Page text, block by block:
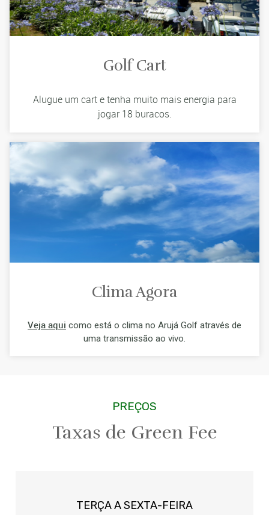
Golf Cart
Alugue um cart e tenha muito mais energia para
jogar 18 buracos.
Clima Agora
Veja aqui como está o clima no Arujá Golf através de
uma transmissão ao vivo.
PREÇOS
Taxas de Green Fee
TERÇA A SEXTA-FEIRA